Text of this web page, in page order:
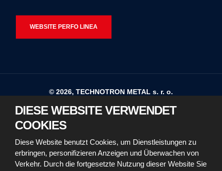
WEBSITE PERFO LINEA
© 2026, TECHNOTRON METAL s. r. o.
Sitemap Nutzungsbedingungen
Richtlinien für die Verwendung von Cookies
DIESE WEBSITE VERWENDET
COOKIES
Diese Website benutzt Cookies, um Dienstleistungen zu
erbringen, personifizieren Anzeigen und Überwachen von
Verkehr. Durch die fortgesetzte Nutzung dieser Website Sie